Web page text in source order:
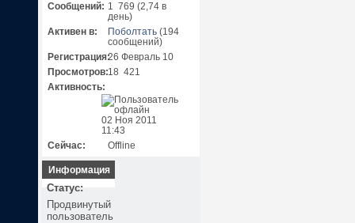
Сообщений: 1 769 (2,74 в
день)
Активен в:
Поболтать(194
сообщений)
Регистрация:26 Февраль 10
Просмотров:18 421
Активность:
02 Ноя 2011
11:43
Сейчас:
Offline
Информация
Статус:
Продвинутый
пользователь